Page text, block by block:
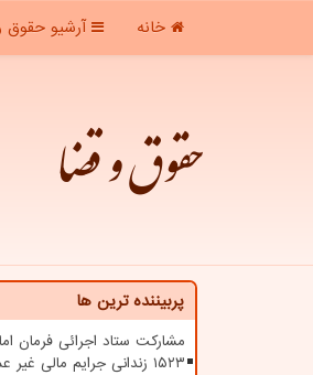
خانه آرشیو حقوق
حقوق و قضا
پربیننده ترین ها
مشارکت ستاد اجرائی فرمان
۱۵۲۳ زندانی جرایم مالی غیر عمد